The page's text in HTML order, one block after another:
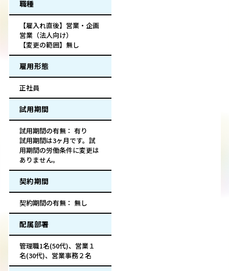
職種
【雇入れ直後】営業・企画
営業（法人向け）
【変更の範囲】無し
雇用形態
正社員
試用期間
試用期間の有無： 有り
試用期間は3ヶ月です。試
用期間の労働条件に変更は
ありません。
契約期間
契約期間の有無： 無し
配属部署
管理職1名(50代)、営業１
名(30代)、営業事務２名